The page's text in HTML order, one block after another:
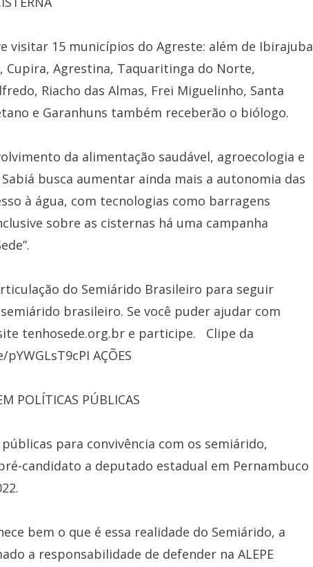
visitar 15 municípios do Agreste: além de Ibirajuba
Cupira, Agrestina, Taquaritinga do Norte,
Riacho das Almas, Frei Miguelinho, Santa
e Garanhuns também receberão o biólogo.
da alimentação saudável, agroecologia e
busca aumentar ainda mais a autonomia das
à água, com tecnologias como barragens
sobre as cisternas há uma campanha
do Semiárido Brasileiro para seguir
brasileiro. Se você puder ajudar com
tenhosede.org.br e participe. Clipe da
AÇÕES
POLÍTICAS PÚBLICAS
para convivência com os semiárido,
candidato a deputado estadual em Pernambuco
bem o que é essa realidade do Semiárido, a
a responsabilidade de defender na ALEPE